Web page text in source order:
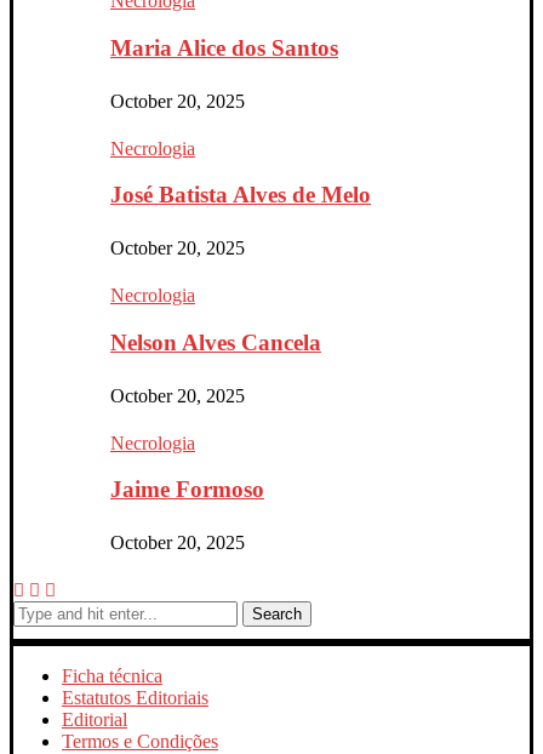
Maria Alice dos Santos
October 20, 2025
Necrologia
José Batista Alves de Melo
October 20, 2025
Necrologia
Nelson Alves Cancela
October 20, 2025
Necrologia
Jaime Formoso
October 20, 2025
Search
Ficha técnica
Estatutos Editoriais
Editorial
Termos e Condições